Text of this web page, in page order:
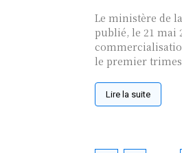
Le ministère de
publié, le 21 mai
le premier
Lire la suite